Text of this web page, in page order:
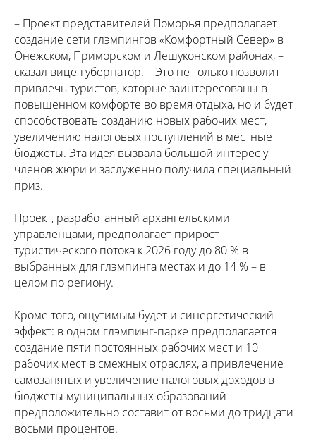
– Проект представителей Поморья предполагает
создание сети глэмпингов «Комфортный Север» в
Онежском, Приморском и Лешуконском районах, –
сказал вице-губернатор. – Это не только позволит
привлечь туристов, которые заинтересованы в
повышенном комфорте во время отдыха, но и будет
способствовать созданию новых рабочих мест,
увеличению налоговых поступлений в местные
бюджеты. Эта идея вызвала большой интерес у
членов жюри и заслуженно получила специальный
приз.
Проект, разработанный архангельскими
управленцами, предполагает прирост
туристического потока к 2026 году до 80 % в
выбранных для глэмпинга местах и до 14 % – в
целом по региону.
Кроме того, ощутимым будет и синергетический
эффект: в одном глэмпинг-парке предполагается
создание пяти постоянных рабочих мест и 10
рабочих мест в смежных отраслях, а привлечение
самозанятых и увеличение налоговых доходов в
бюджеты муниципальных образований
предположительно составит от восьми до тридцати
восьми процентов.